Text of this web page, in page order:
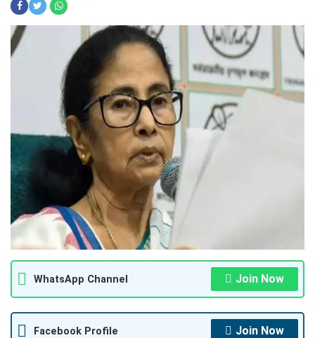
WhatsApp Channel Join Now
Facebook Profile Join Now